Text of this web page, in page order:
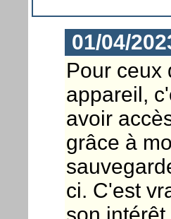
01/04/
Pour ceux
appareil,
avoir
grâce à
ci. C'est
son